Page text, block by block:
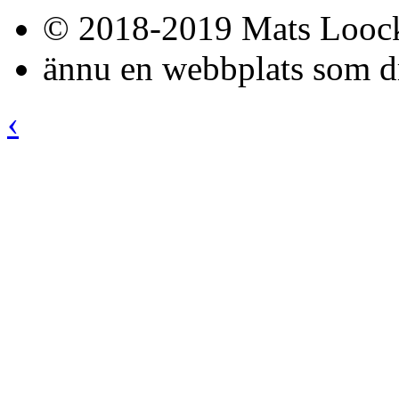
© 2018-2019 Mats
ännu en webbplats som
‹